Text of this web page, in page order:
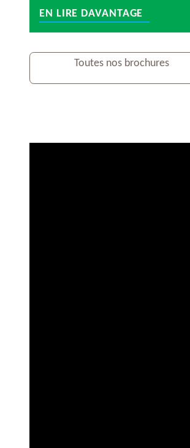
EN LIRE DAVANTAGE
Toutes nos brochures